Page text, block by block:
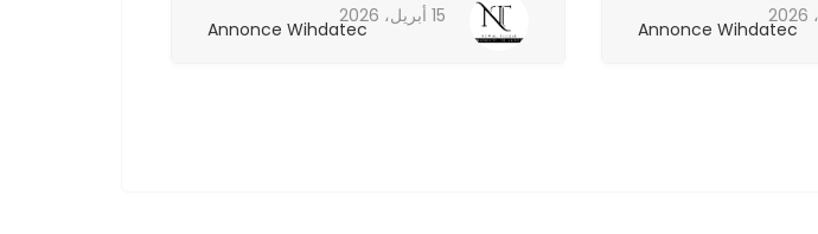
Annonce Wihdatec
Annonce Wihdatec
15 أبريل، 2026